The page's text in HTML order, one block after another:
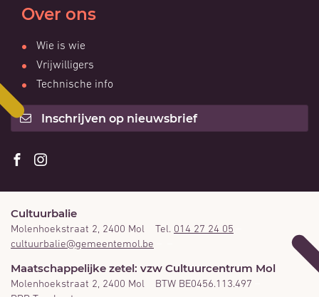
Over ons
Wie is wie
Vrijwilligers
Technische info
Inschrijven op nieuwsbrief
ons
op
Facebook
ons
op
Instagram
Cultuurbalie
Adres
Molenhoekstraat 2 2400 Mol
Tel.
014 27 24 05
E-
cultuurbalie@gemeentemol.be
Maatschappelijke zetel: vzw Cultuurcentrum Mol
Molenhoekstraat 2 2400 Mol BTW BE0456.113.497